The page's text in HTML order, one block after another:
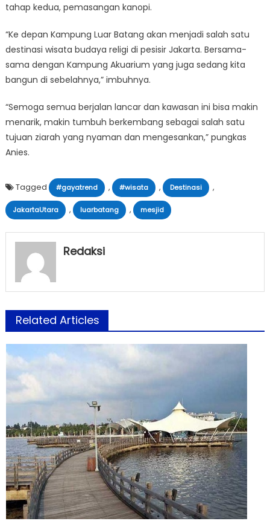
tahap kedua, pemasangan kanopi.
“Ke depan Kampung Luar Batang akan menjadi salah satu
destinasi wisata budaya religi di pesisir Jakarta. Bersama-
sama dengan Kampung Akuarium yang juga sedang kita
bangun di sebelahnya,” imbuhnya.
“Semoga semua berjalan lancar dan kawasan ini bisa makin
menarik, makin tumbuh berkembang sebagai salah satu
tujuan ziarah yang nyaman dan mengesankan,” pungkas
Anies.
Tagged #gayatrend , #wisata , Destinasi ,
JakartaUtara , luarbatang , mesjid
Redaksi
Related Articles